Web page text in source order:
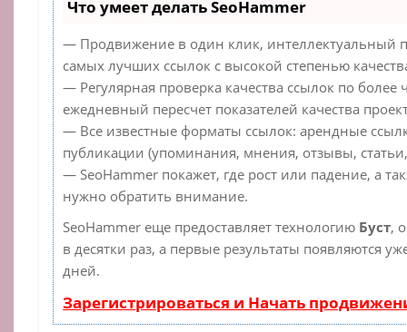
Что умеет делать SeoHammer
— Продвижение в один клик, интеллектуальный
самых лучших ссылок с высокой степенью
— Регулярная проверка качества ссылок по более
ежедневный пересчет показателей качества
— Все известные форматы ссылок: арендные
публикации (упоминания, мнения, отзывы,
— SeoHammer покажет, где рост или падение, а
нужно обратить внимание.
SeoHammer еще предоставляет технологию Буст,
в десятки раз, а первые результаты появляются
дней.
Зарегистрироваться и Начать